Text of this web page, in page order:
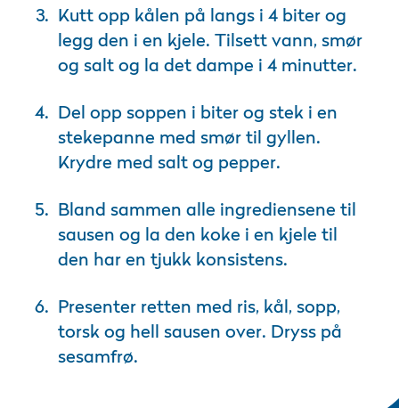
Kutt opp kålen på langs i 4 biter og
legg den i en kjele. Tilsett vann, smør
og salt og la det dampe i 4 minutter.
Del opp soppen i biter og stek i en
stekepanne med smør til gyllen.
Krydre med salt og pepper.
Bland sammen alle ingrediensene til
sausen og la den koke i en kjele til
den har en tjukk konsistens.
Presenter retten med ris, kål, sopp,
torsk og hell sausen over. Dryss på
sesamfrø.